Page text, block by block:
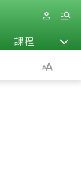
課程 退休